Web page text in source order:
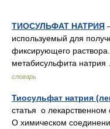
ТИОСУЛЬФАТ НАТРИЯ
используемый для
фиксирующего
метабисульфита
словарь
Тиосульфат натрия
статья о лекарственном
О химическом